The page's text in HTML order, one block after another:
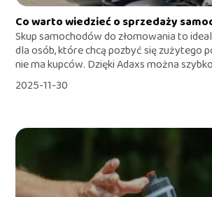
Co warto wiedzieć o sprzedaży
Skup samochodów do złomowania to
dla osób, które chcą pozbyć się zużytego
nie ma kupców. Dzięki Adaxs można
2025-11-30